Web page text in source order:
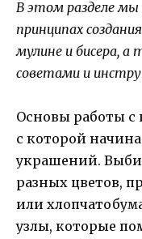
В этом разделе мы
принципах
мулине и бисера,
советами и
Основы работы с
с которой
украшений.
разных цветов,
или
узлы, которые